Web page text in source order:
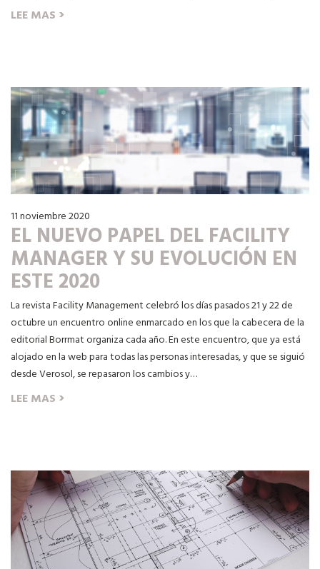
LEE MAS ›
11 noviembre 2020
EL NUEVO PAPEL DEL FACILITY
MANAGER Y SU EVOLUCIÓN EN
ESTE 2020
La revista Facility Management celebró los días pasados 21 y 22 de
octubre un encuentro online enmarcado en los que la cabecera de la
editorial Borrmat organiza cada año. En este encuentro, que ya está
alojado en la web para todas las personas interesadas, y que se siguió
desde Verosol, se repasaron los cambios y…
LEE MAS ›